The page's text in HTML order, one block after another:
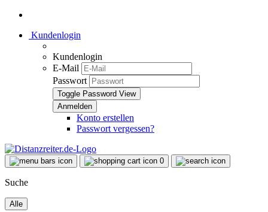
Kundenlogin
Kundenlogin
E-Mail
Passwort
Toggle Password View
Konto erstellen
Passwort vergessen?
0
Suche
Alle